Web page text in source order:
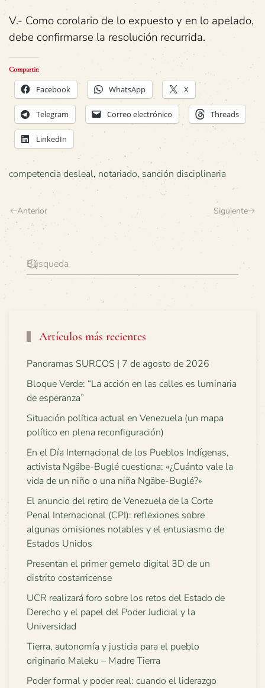
V.- Como corolario de lo expuesto y en lo apelado,
debe confirmarse la resolución recurrida.
Compartir:
Facebook WhatsApp X
Telegram Correo electrónico Threads
LinkedIn
competencia desleal, notariado, sanción disciplinaria
Anterior Siguiente
Artículos más recientes
Panoramas SURCOS | 7 de agosto de 2026
Bloque Verde: “La acción en las calles es luminaria
de esperanza”
Situación política actual en Venezuela (un mapa
político en plena reconfiguración)
En el Día Internacional de los Pueblos Indígenas,
activista Ngäbe-Buglé cuestiona: «¿Cuánto vale la
vida de un niño o una niña Ngäbe-Buglé?»
El anuncio del retiro de Venezuela de la Corte
Penal Internacional (CPI): reflexiones sobre
algunas omisiones notables y el entusiasmo de
Estados Unidos
Presentan el primer gemelo digital 3D de un
distrito costarricense
UCR realizará foro sobre los retos del Estado de
Derecho y el papel del Poder Judicial y la
Universidad
Tierra, autonomía y justicia para el pueblo
originario Maleku – Madre Tierra
Poder formal y poder real: cuando el liderazgo